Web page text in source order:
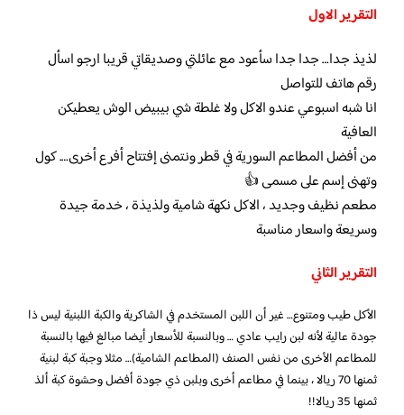
التقرير الاول
لذيذ جدا… جدا جدا سأعود مع عائلتي وصديقاتي قريبا ارجو اسأل
رقم هاتف للتواصل
انا شبه اسبوعي عندو الاكل ولا غلطة شي بيبيض الوش يعطيكن
العافية
من أفضل المطاعم السورية في قطر ونتمنى إفتتاح أفرع أخرى…. كول
وتهنى إسم على مسمى 👍
مطعم نظيف وجديد ، الاكل نكهة شامية ولذيذة ، خدمة جيدة
وسريعة واسعار مناسبة
التقرير الثاني
الأكل طيب ومتنوع… غير أن اللبن المستخدم في الشاكرية والكبة اللبنية ليس ذا
جودة عالية لأنه لبن رايب عادي … وبالنسبة للأسعار أيضا مبالغ فيها بالنسبة
للمطاعم الأخرى من نفس الصنف (المطاعم الشامية)… مثلا وجبة كبة لبنية
ثمنها 70 ريالا ، بينما في مطاعم أخرى وبلبن ذي جودة أفضل وحشوة كبة ألذ
ثمنها 35 ريالا!!